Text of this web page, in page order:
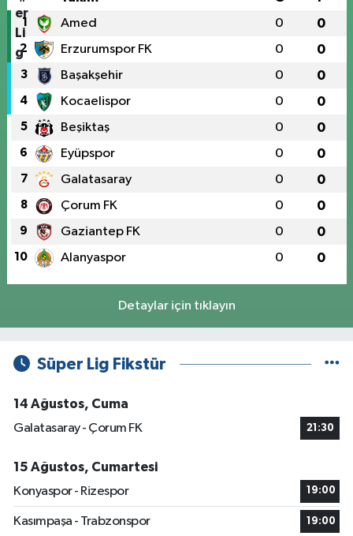
1 Amed 0 0
2 Erzurumspor FK 0 0
3 Başakşehir 0 0
4 Kocaelispor 0 0
5 Beşiktaş 0 0
6 Eyüpspor 0 0
7 Galatasaray 0 0
8 Çorum FK 0 0
9 Gaziantep FK 0 0
10 Alanyaspor 0 0
Detaylar için tıklayın
Süper Lig Fikstür
14 Ağustos, Cuma
Galatasaray - Çorum FK
21:30
15 Ağustos, Cumartesi
Konyaspor - Rizespor
19:00
Kasımpaşa - Trabzonspor 19:00